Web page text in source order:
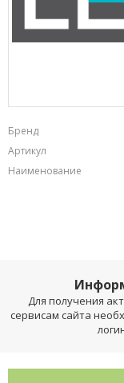
Бренд
Артикул
Наименование
Для получения
сервисам сайта